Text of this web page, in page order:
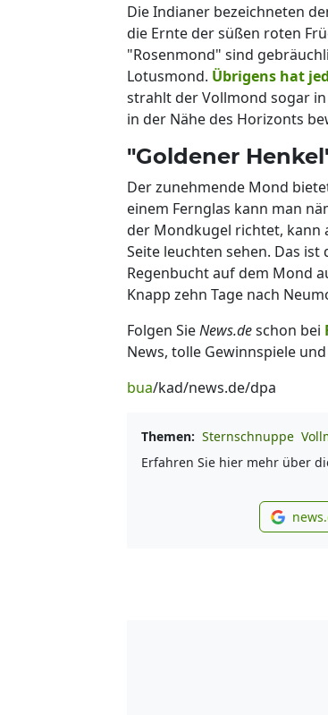
Die Indianer bezeichneten
die Ernte der süßen roten
"Rosenmond" sind
Lotusmond. Übrigens hat
strahlt der Vollmond sogar
in der Nähe des Horizonts
"Goldener
Der zunehmende Mond
einem Fernglas kann man
der Mondkugel richtet, kann
Seite leuchten sehen. Das
Regenbucht auf dem Mond
Knapp zehn Tage nach
Folgen SieNews.deschon bei
News, tolle Gewinnspiele
bua/kad/news.de/dpa
Themen: Sternschnuppe
Erfahren Sie hier mehr über